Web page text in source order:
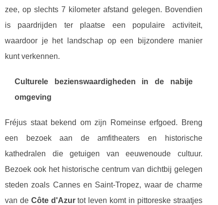
zee, op slechts 7 kilometer afstand gelegen. Bovendien
is paardrijden ter plaatse een populaire activiteit,
waardoor je het landschap op een bijzondere manier
kunt verkennen.
Culturele bezienswaardigheden in de nabije
omgeving
Fréjus staat bekend om zijn Romeinse erfgoed. Breng
een bezoek aan de amfitheaters en historische
kathedralen die getuigen van eeuwenoude cultuur.
Bezoek ook het historische centrum van dichtbij gelegen
steden zoals Cannes en Saint-Tropez, waar de charme
van de Côte d'Azurtot leven komt in pittoreske straatjes